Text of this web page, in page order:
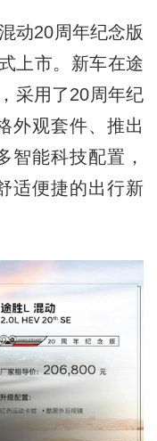
20周年纪念版
上市。新车在途
采用了20周年纪
外观套件、推出
智能科技配置，
适便捷的出行新